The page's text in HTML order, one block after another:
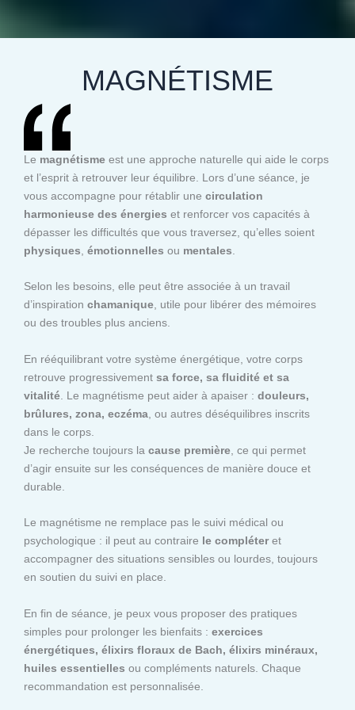
MAGNÉTISME
Le magnétisme est une approche naturelle qui aide le corps
et l’esprit à retrouver leur équilibre. Lors d’une séance, je
vous accompagne pour rétablir une circulation
harmonieuse des énergies et renforcer vos capacités à
dépasser les difficultés que vous traversez, qu’elles soient
physiques émotionnelles ou mentales
Selon les besoins, elle peut être associée à un travail
d’inspiration chamanique, utile pour libérer des mémoires
ou des troubles plus anciens.
En rééquilibrant votre système énergétique, votre corps
retrouve progressivement sa force, sa fluidité et sa
vitalité . Le magnétisme peut aider à apaiser : douleurs,
brûlures, zona, eczéma , ou autres déséquilibres inscrits
dans le corps.
Je recherche toujours la cause première , ce qui permet
d’agir ensuite sur les conséquences de manière douce et
durable.
Le magnétisme ne remplace pas le suivi médical ou
psychologique : il peut au contraire le compléteret
accompagner des situations sensibles ou lourdes, toujours
en soutien du suivi en place.
En fin de séance, je peux vous proposer des pratiques
simples pour prolonger les bienfaits : exercices
énergétiques, élixirs floraux de Bach, élixirs minéraux,
huiles essentielles ou compléments naturels. Chaque
recommandation est personnalisée.